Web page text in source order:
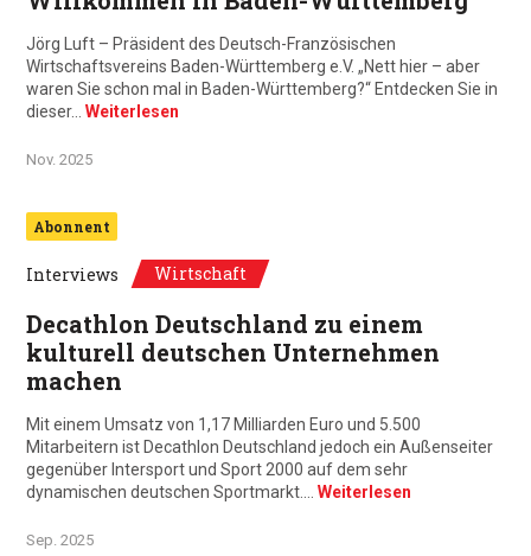
Jörg Luft – Präsident des Deutsch-Französischen
Wirtschaftsvereins Baden-Württemberg e.V. „Nett hier – aber
waren Sie schon mal in Baden-Württemberg?“ Entdecken Sie in
dieser… Weiterlesen
Nov. 2025
Abonnent
Interviews Wirtschaft
Decathlon Deutschland zu einem
kulturell deutschen Unternehmen
machen
Mit einem Umsatz von 1,17 Milliarden Euro und 5.500
Mitarbeitern ist Decathlon Deutschland jedoch ein Außenseiter
gegenüber Intersport und Sport 2000 auf dem sehr
dynamischen deutschen Sportmarkt.… Weiterlesen
Sep. 2025